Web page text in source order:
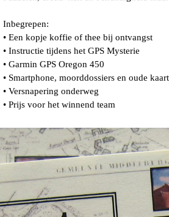
Inbegrepen:
• Een kopje koffie of thee bij ontvangst
• Instructie tijdens het GPS Mysterie
• Garmin GPS Oregon 450
• Smartphone, moorddossiers en oude
• Versnapering onderweg
• Prijs voor het winnend team